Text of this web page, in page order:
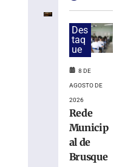
Mães
Brusque
acontece
próxima
terça,
agosto
Des
taq
ue
8 DE
AGOSTO DE
2026
Rede
Municip
al de
Brusque